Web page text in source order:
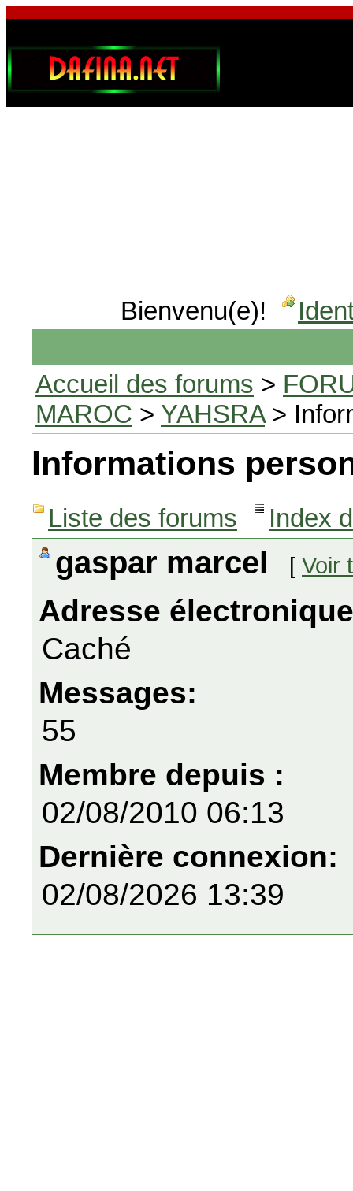
Bienvenu(e)!
Accueil des forums >
MAROC > YAHSRA>
Informations
Liste des forums Index
gaspar marcel [ Voir
Adresse
Caché
Messages:
55
Membre depuis :
02/08/2010 06:13
Dernière connexion:
02/08/2026 13:39